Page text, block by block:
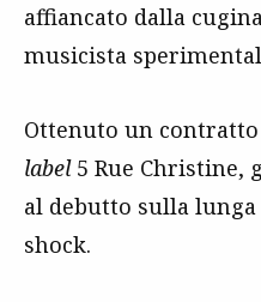
affiancato dalla
musicista
Ottenuto un contratto
label5 Rue Christine,
al debutto sulla lunga
shock.